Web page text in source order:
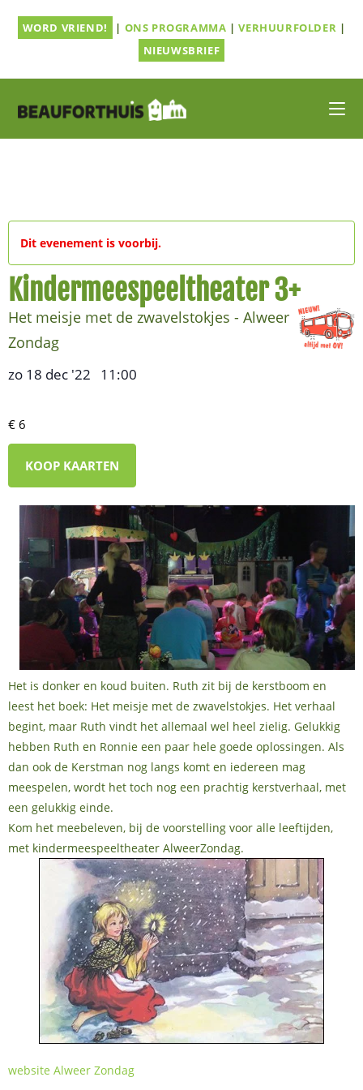
naarWORD VRIEND! | ONS PROGRAMMA |VERHUURFOLDER |
NIEUWSBRIEF
Dit evenement is voorbij.
Kindermeespeeltheater 3+
Het meisje met de zwavelstokjes - Alweer
Zondag
zo 18 dec '22 11:00
€ 6
KOOP KAARTEN
Het is donker en koud buiten. Ruth zit bij de kerstboom en
leest het boek: Het meisje met de zwavelstokjes. Het verhaal
begint, maar Ruth vindt het allemaal wel heel zielig. Gelukkig
hebben Ruth en Ronnie een paar hele goede oplossingen. Als
dan ook de Kerstman nog langs komt en iedereen mag
meespelen, wordt het toch nog een prachtig kerstverhaal, met
een gelukkig einde.
Kom het meebeleven, bij de voorstelling voor alle leeftijden,
met kindermeespeeltheater AlweerZondag.
website Alweer Zondag